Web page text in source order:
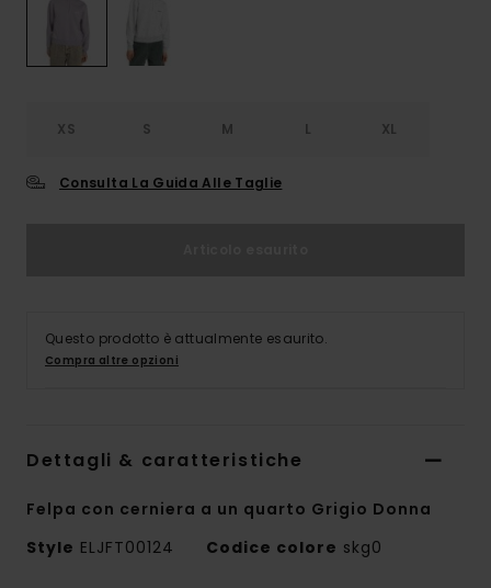
XS S M L XL
Consulta La Guida Alle Taglie
Questo prodotto è attualmente esaurito.
Compra altre opzioni
Dettagli & caratteristiche
Felpa con cerniera a un quarto Grigio Donna
Style ELJFT00124 Codice colore skg0